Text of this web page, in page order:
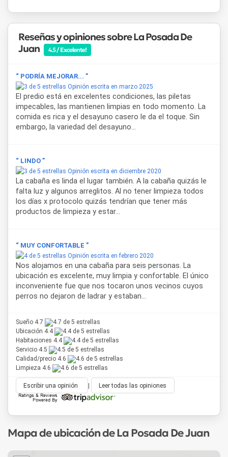
un espacio propio sin perder la cercanía con los servicios
Para quienes prefieren una experiencia más romántica, los
domos geodésicos de glamping son una propuesta distinta
dentro de las opciones de
acondicionado, televisor con señal satelital, kitchenette,
jacuzzi compartido entre domos y un desayuno artesanal
que se sirve directamente en el domo, dentro de un jardín
privado con hamaca y galería de luces.
ElrestaurantedeLa Posada de Juan
natural de Coronel Moldes. El complejo también cuenta con
piscinas, espacios al aire libre y la posibilidad de organizar
cabalgatas y actividades vinculadas a la naturaleza y al
Dique Cabra Corral, uno de los principales atractivos
turísticos de la zona, ideal para windsurf, pesca y deportes
náuticos.
Dique Cabra Corral y a poco más de una hora de
capital, La Posada de Juan resulta una opción de
alojamiento en Coronel Moldestanto para una escapada
de fin de semana como para una estadía más extensa en
contacto con la naturaleza salteña.
Reseñas y opiniones sobre La Posada De
Juan
4.5 / Excelente!
“ PODRÍA MEJORAR... ”
Opinión escrita en marzo 2025
El predio está en excelentes condiciones, las piletas
impecables, las mantienen limpias en todo momento. La
comida es rica y el desayuno casero le da el toque. Sin
embargo, la variedad del desayuno...
“ LINDO ”
Opinión escrita en diciembre 2020
La cabaña es linda el lugar también. A la cabaña quizás le
falta luz y algunos arreglitos. Al no tener limpieza todos
los días x protocolo quizás tendrían que tener más
productos de limpieza y estar...
“ MUY CONFORTABLE ”
Opinión escrita en febrero 2020
Nos alojamos en una cabaña para seis personas. La
ubicación es excelente, muy limpia y confortable. El único
inconveniente fue que nos tocaron unos vecinos cuyos
perros no dejaron de ladrar y estaban...
Sueño 4.7
Ubicación 4.4
Habitaciones 4.4
Servicio 4.5
Calidad/precio 4.6
Limpieza 4.6
Escribir una opinión Leer todas las opiniones
Mapa de ubicación de La Posada De Juan